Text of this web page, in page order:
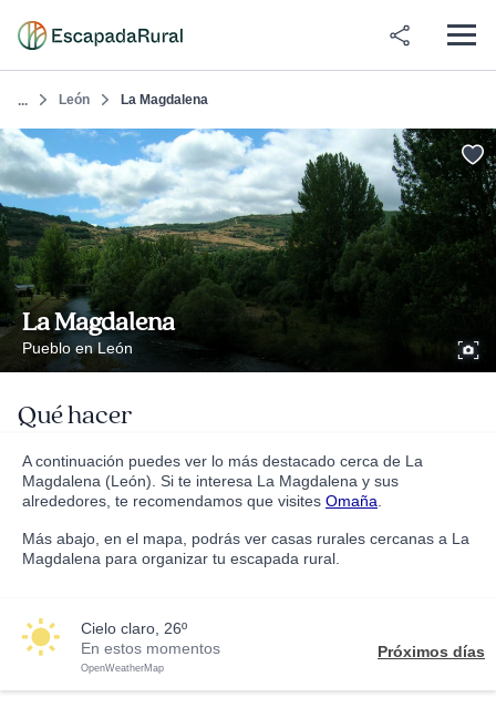
... León La Magdalena
La Magdalena
Pueblo en León
Qué hacer
A continuación puedes ver lo más destacado cerca de La
Magdalena (León). Si te interesa La Magdalena y sus
alrededores, te recomendamos que visites Omaña
Más abajo, en el mapa, podrás ver casas rurales cercanas a La
Magdalena para organizar tu escapada rural.
cielo claro, 26º
En estos momentos
OpenWeatherMap
Próximos días